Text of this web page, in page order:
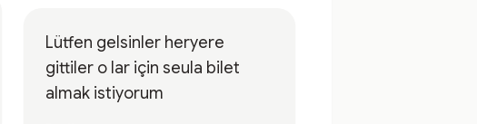
Lütfen gelsinler heryere
gittiler o lar için seula bilet
almak istiyorum